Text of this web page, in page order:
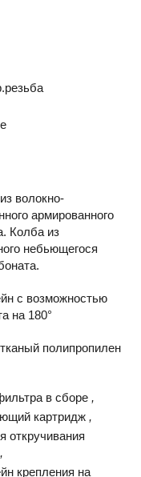
волокно-
армированного
Колба из
небьющегося
с возможностью
на 180°
полипропилен
в сборе ,
картридж ,
откручивания
,
крепления на